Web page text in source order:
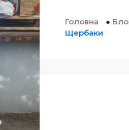
Головна ●
Щербаки